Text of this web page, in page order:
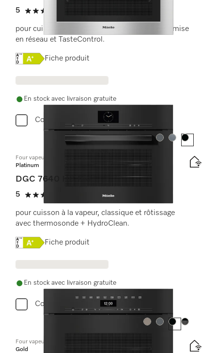
5
5 étoiles sur 5
pour cuisson vapeur, au four et rôtissage avec mise
en réseau et TasteControl.
Online Label Flag, Étiquette énergétique
Fiche produit
En stock avec livraison gratuite
Comparer
Couleur:
Couleur:Couleur:
Four vapeur combiné compact
Platinum
DGC 7640 HC Pro
5
5 étoiles sur 5
(2 critiques)
pour cuisson à la vapeur, classique et rôtissage
avec thermosonde + HydroClean.
Online Label Flag, Étiquette énergétique
Fiche produit
En stock avec livraison gratuite
Comparer
Couleur:
Couleur:
Couleur:Couleur:
Four vapeur combiné compact sans poignée
Gold